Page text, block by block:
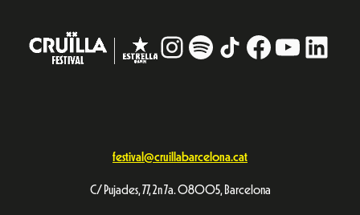
Instagram
# TikTokFacebook
festival@cruillabarcelona.cat
C/ Pujades, 77, 2n 7a. 08005, Barcelona